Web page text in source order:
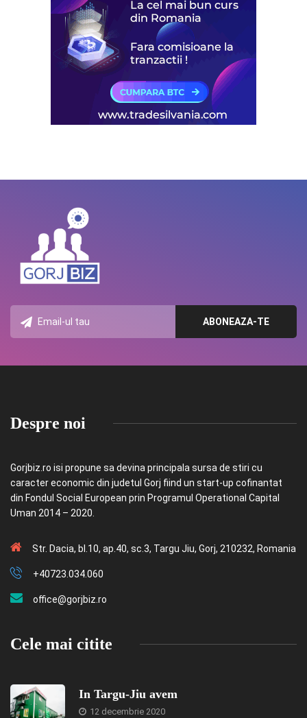
Despre noi
Gorjbiz.ro isi propune sa devina principala sursa de stiri cu
caracter economic din judetul Gorj fiind un start-up cofinantat
din Fondul Social European prin Programul Operational Capital
Uman 2014 – 2020.
Str. Dacia, bl.10, ap.40, sc.3, Targu Jiu, Gorj, 210232, Romania
+40723.034.060
office@gorjbiz.ro
Cele mai citite
In Targu-Jiu avem
12 decembrie 2020